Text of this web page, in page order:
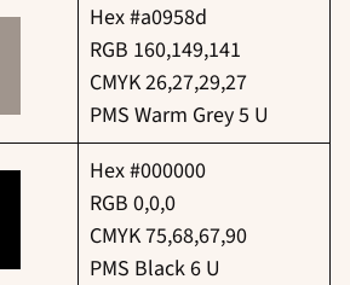
Hex #a0958d
RGB 160,149,141
CMYK 26,27,29,27
PMS Warm Grey 5 U
Hex #000000
RGB 0,0,0
CMYK 75,68,67,90
PMS Black 6 U